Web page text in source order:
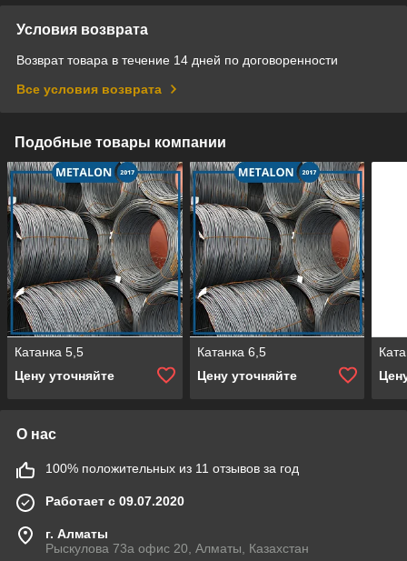
Условия возврата
Возврат товара в течение 14 дней по договоренности
Все условия возврата
Подобные товары компании
Катанка 5,5
Цену уточняйте
Катанка 6,5
Цену уточняйте
О нас
100% положительных из 11 отзывов за год
Работает с 09.07.2020
г. Алматы
Рыскулова 73а офис 20, Алматы, Казахстан